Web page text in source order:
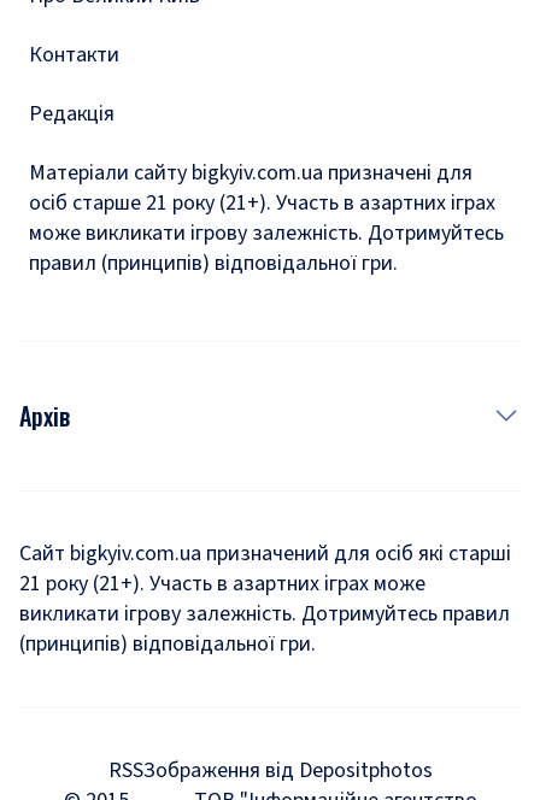
Контакти
Редакція
Матеріали сайту bigkyiv.com.ua призначені для
осіб старше 21 року (21+). Участь в азартних іграх
може викликати ігрову залежність. Дотримуйтесь
правил (принципів) відповідальної гри.
Архів
Комуналка
Хроніки війни
Мегаполіс
Сайт bigkyiv.com.ua призначений для осіб які старші
21 року (21+). Участь в азартних іграх може
викликати ігрову залежність. Дотримуйтесь правил
(принципів) відповідальної гри.
RSSЗображення від Depositphotos